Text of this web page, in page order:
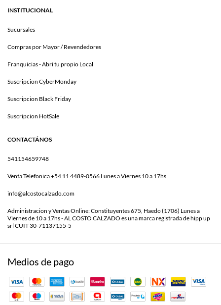
INSTITUCIONAL
Sucursales
Compras por Mayor / Revendedores
Franquicias - Abri tu propio Local
Suscripcion CyberMonday
Suscripcion Black Friday
Suscripcion HotSale
CONTACTÁNOS
541154659748
Venta Telefonica +54 11 4489-0566 Lunes a Viernes 10 a 17hs
info@alcostocalzado.com
Administracion y Ventas Online: Constituyentes 675, Haedo (1706) Lunes a
Viernes de 10 a 17hs - AL COSTO CALZADO es una marca registrada de hipp up
srl CUIT 30-71137155-5
Medios de pago